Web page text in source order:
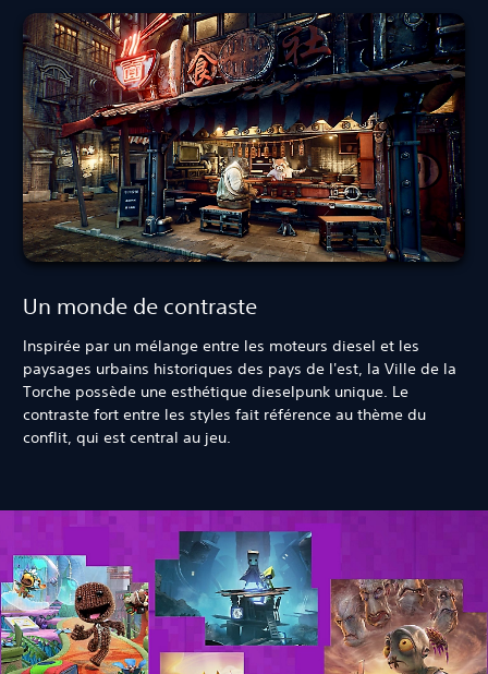
Un monde de contraste
Inspirée par un mélange entre les moteurs diesel et les
paysages urbains historiques des pays de l'est, la Ville de la
Torche possède une esthétique dieselpunk unique. Le
contraste fort entre les styles fait référence au thème du
conflit, qui est central au jeu.